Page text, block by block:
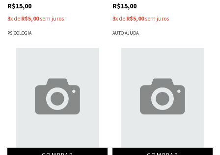
Sivadon - Adolfo Fernandez
R$15,00
3x de R$5,00sem juros
PSICOLOGIA
R$15,00
3x de R$5,00sem juros
AUTO AJUDA